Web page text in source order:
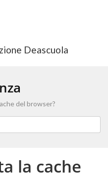
Deascuola
del browser?
la cache